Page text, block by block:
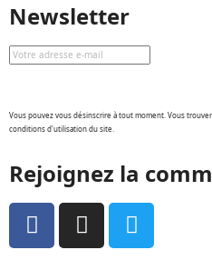
Newsletter
Vous pouvez vous désinscrire à tout moment. Vous
conditions d'utilisation du site.
Rejoignez la